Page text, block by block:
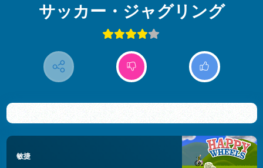
サッカー・ジャグリング
敏捷